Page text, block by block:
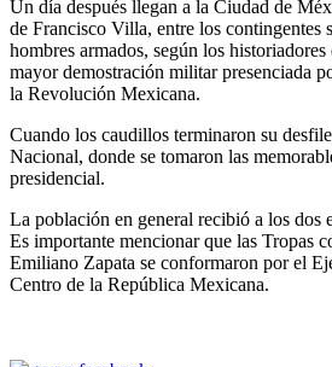
Un día después llegan a la Ciudad de
de Francisco Villa, entre los contingentes
hombres armados, según los historiadores
mayor demostración militar presenciada
la Revolución Mexicana.
Cuando los caudillos terminaron su
Nacional, donde se tomaron las
presidencial.
La población en general recibió a los dos
Es importante mencionar que las Tropas
Emiliano Zapata se conformaron por el
Centro de la República Mexicana.